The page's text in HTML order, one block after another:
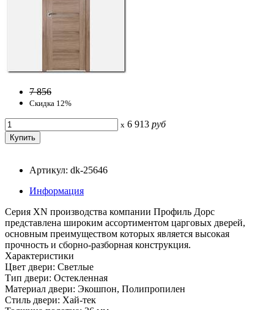
7 856
Скидка 12%
x 6 913 руб
Артикул: dk-25646
Информация
Серия ХN производства компании Профиль Дорс
представлена широким ассортиментом царговых дверей,
основным преимуществом которых является высокая
прочность и сборно-разборная конструкция.
Характеристики
Цвет двери: Светлые
Тип двери: Остекленная
Материал двери: Экошпон, Полипропилен
Стиль двери: Хай-тек